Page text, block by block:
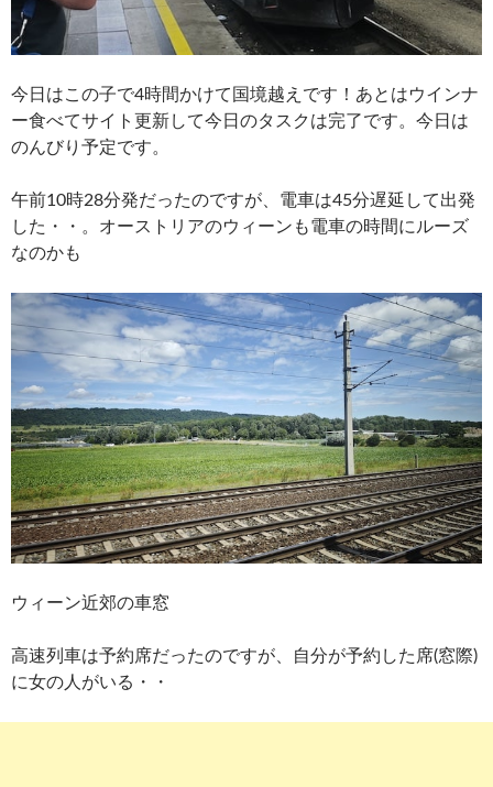
今日はこの子で4時間かけて国境越えです！あとはウインナ
ー食べてサイト更新して今日のタスクは完了です。今日は
のんびり予定です。
午前10時28分発だったのですが、電車は45分遅延して出発
した・・。オーストリアのウィーンも電車の時間にルーズ
なのかも
ウィーン近郊の車窓
高速列車は予約席だったのですが、自分が予約した席(窓際)
に女の人がいる・・